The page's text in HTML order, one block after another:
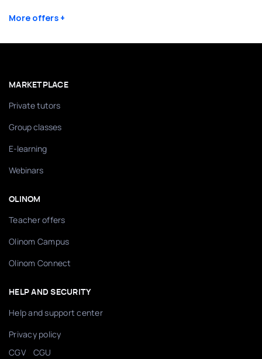
More offers
MARKETPLACE
Private tutors
Group classes
E-learning
Webinars
OLINOM
Teacher offers
Olinom Campus
Olinom Connect
HELP AND SECURITY
Help and support center
Privacy policy
CGV/ CGU